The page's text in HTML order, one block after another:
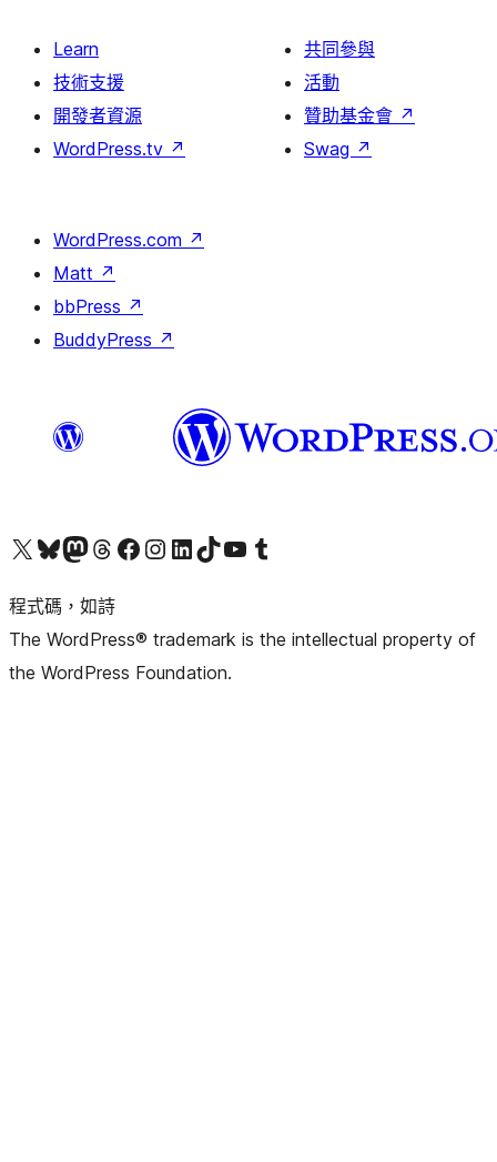
Learn
技術支援
開發者資源
WordPress.tv ↗
共同參與
活動
贊助基金會 ↗
Swag ↗
WordPress.com ↗
Matt ↗
bbPress ↗
BuddyPress ↗
查看我們的 X (之前的 Twitter) 帳號造訪我們的 Bluesky 帳號造訪我們的 Mastodon 帳號造訪我們的 Threads 帳號 造訪我們的 Facebook 粉絲專頁Visit our Instagram account
Visit our LinkedIn account
造訪我們的 TikTok 帳號Visit our YouTube channel
造訪我們的 Tumblr 帳號
程式碼，如詩
The WordPress® trademark is the intellectual property of
the WordPress Foundation.